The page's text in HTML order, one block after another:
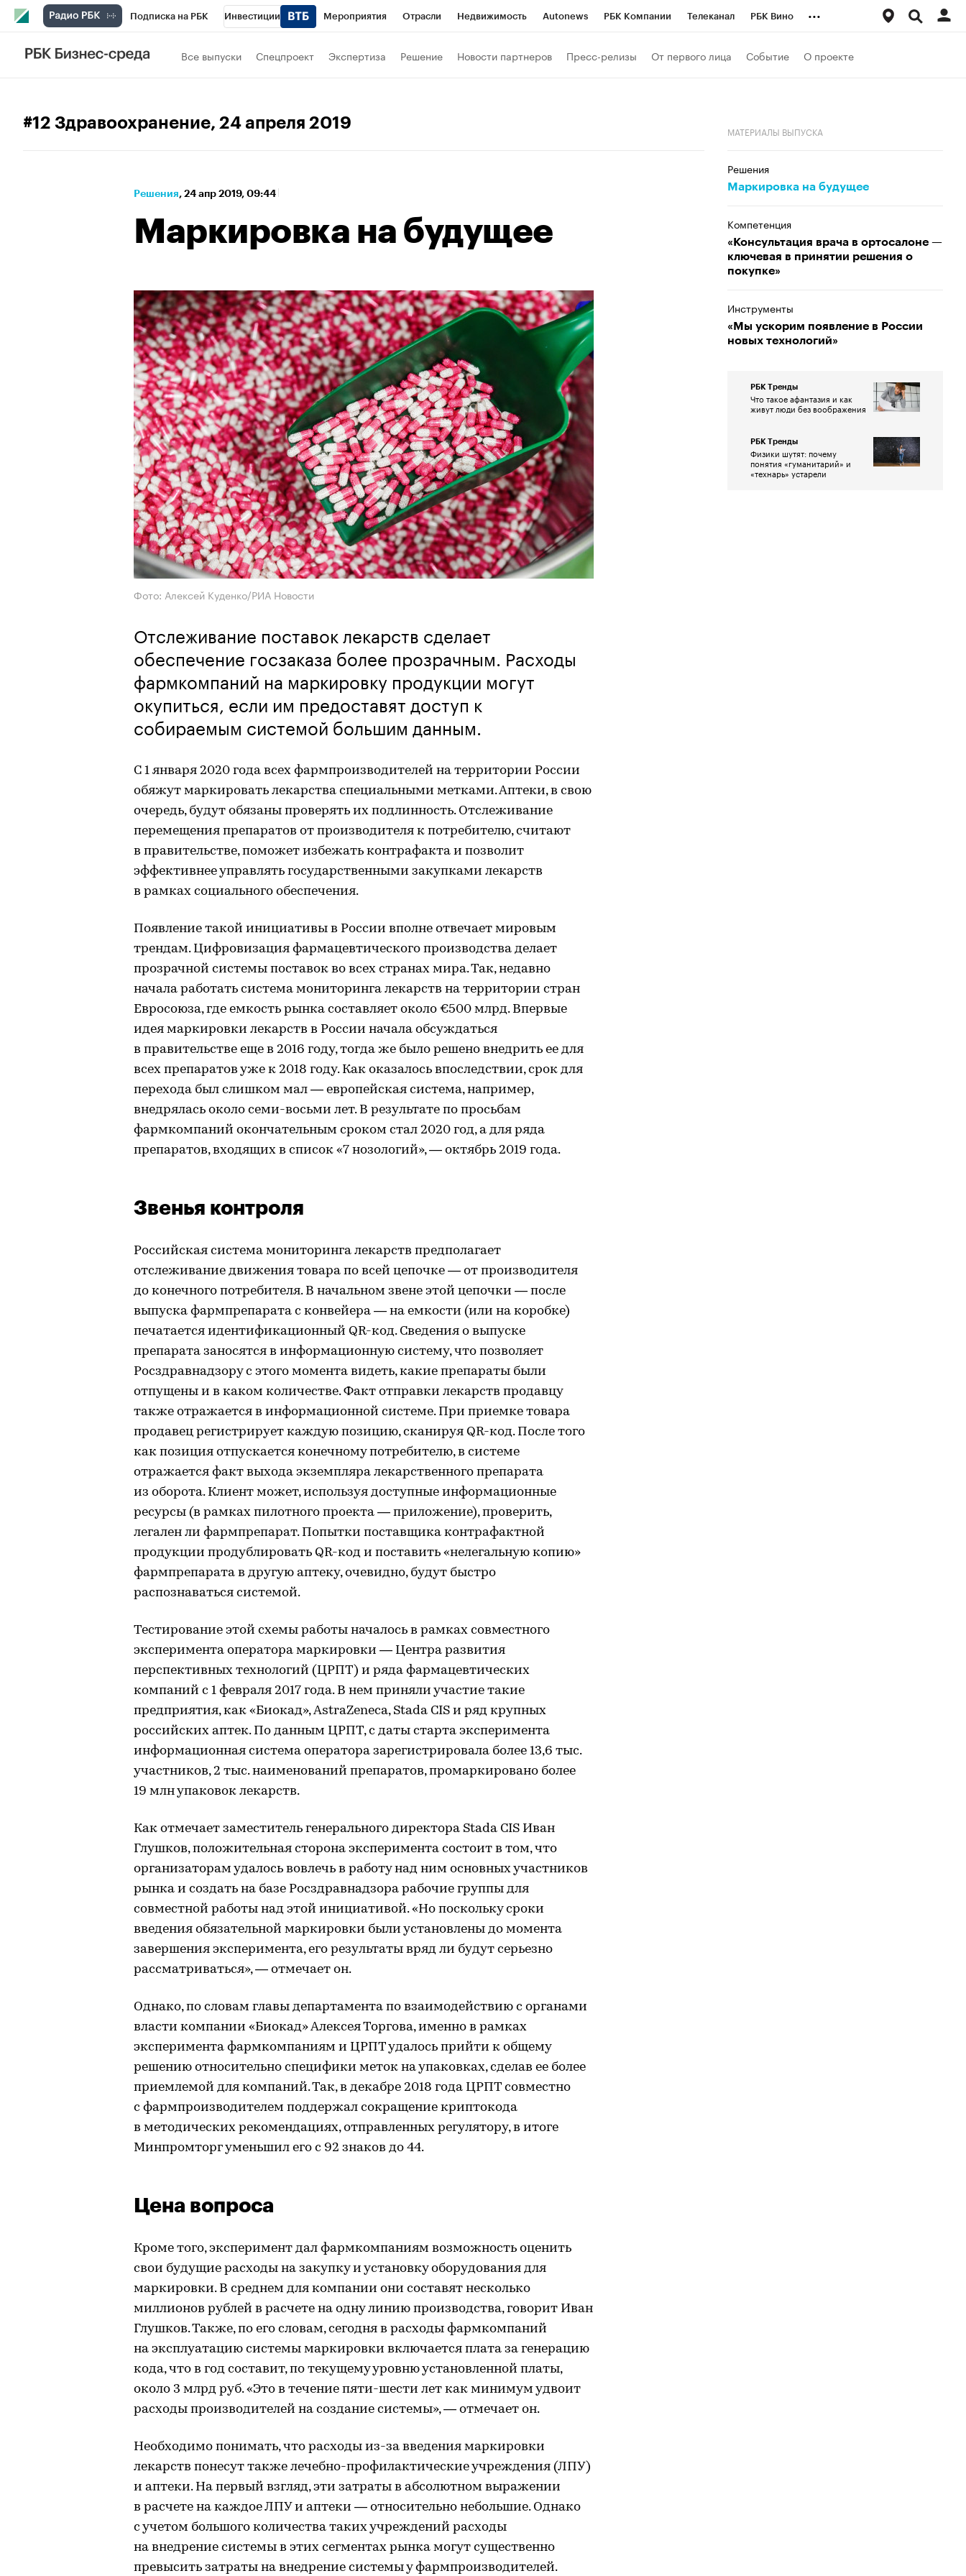
Подписка на РБК Инвестиции Мероприятия Отрасли Недвижимость Autonews РБК Компании Телеканал РБК Вино
Спорт
...
Все выпуски Спецпроект Экспертиза Решение Новости партнеров Пресс-релизы От первого лица Событие О проекте
#12 Здравоохранение, 24 апреля 2019
Решения⁠, 24 апр 2019, 09:44
Маркировка на будущее
Фото: Алексей Куденко/РИА Новости
Отслеживание поставок лекарств сделает
обеспечение госзаказа более прозрачным. Расходы
фармкомпаний на маркировку продукции могут
окупиться, если им предоставят доступ к
собираемым системой большим данным.
С 1 января 2020 года всех фармпроизводителей на территории России
обяжут маркировать лекарства специальными метками. Аптеки, в свою
очередь, будут обязаны проверять их подлинность. Отслеживание
перемещения препаратов от производителя к потребителю, считают
в правительстве, поможет избежать контрафакта и позволит
эффективнее управлять государственными закупками лекарств
в рамках социального обеспечения.
Появление такой инициативы в России вполне отвечает мировым
трендам. Цифровизация фармацевтического производства делает
прозрачной системы поставок во всех странах мира. Так, недавно
начала работать система мониторинга лекарств на территории стран
Евросоюза, где емкость рынка составляет около €500 млрд. Впервые
идея маркировки лекарств в России начала обсуждаться
в правительстве еще в 2016 году, тогда же было решено внедрить ее для
всех препаратов уже к 2018 году. Как оказалось впоследствии, срок для
перехода был слишком мал — европейская система, например,
внедрялась около семи-восьми лет. В результате по просьбам
фармкомпаний окончательным сроком стал 2020 год, а для ряда
препаратов, входящих в список «7 нозологий», — октябрь 2019 года.
Звенья контроля
Российская система мониторинга лекарств предполагает
отслеживание движения товара по всей цепочке — от производителя
до конечного потребителя. В начальном звене этой цепочки — после
выпуска фармпрепарата с конвейера — на емкости (или на коробке)
печатается идентификационный QR-код. Сведения о выпуске
препарата заносятся в информационную систему, что позволяет
Росздравнадзору с этого момента видеть, какие препараты были
отпущены и в каком количестве. Факт отправки лекарств продавцу
также отражается в информационной системе. При приемке товара
продавец регистрирует каждую позицию, сканируя QR-код. После того
как позиция отпускается конечному потребителю, в системе
отражается факт выхода экземпляра лекарственного препарата
из оборота. Клиент может, используя доступные информационные
ресурсы (в рамках пилотного проекта — приложение), проверить,
легален ли фармпрепарат. Попытки поставщика контрафактной
продукции продублировать QR-код и поставить «нелегальную копию»
фармпрепарата в другую аптеку, очевидно, будут быстро
распознаваться системой.
Тестирование этой схемы работы началось в рамках совместного
эксперимента оператора маркировки — Центра развития
перспективных технологий (ЦРПТ) и ряда фармацевтических
компаний с 1 февраля 2017 года. В нем приняли участие такие
предприятия, как «Биокад», AstraZeneca, Stada CIS и ряд крупных
российских аптек. По данным ЦРПТ, с даты старта эксперимента
информационная система оператора зарегистрировала более 13,6 тыс.
участников, 2 тыс. наименований препаратов, промаркировано более
19 млн упаковок лекарств.
Как отмечает заместитель генерального директора Stada CIS Иван
Глушков, положительная сторона эксперимента состоит в том, что
организаторам удалось вовлечь в работу над ним основных участников
рынка и создать на базе Росздравнадзора рабочие группы для
совместной работы над этой инициативой. «Но поскольку сроки
введения обязательной маркировки были установлены до момента
завершения эксперимента, его результаты вряд ли будут серьезно
рассматриваться», — отмечает он.
Однако, по словам главы департамента по взаимодействию с органами
власти компании «Биокад» Алексея Торгова, именно в рамках
эксперимента фармкомпаниям и ЦРПТ удалось прийти к общему
решению относительно специфики меток на упаковках, сделав ее более
приемлемой для компаний. Так, в декабре 2018 года ЦРПТ совместно
с фармпроизводителем поддержал сокращение криптокода
в методических рекомендациях, отправленных регулятору, в итоге
Минпромторг уменьшил его с 92 знаков до 44.
Цена вопроса
Кроме того, эксперимент дал фармкомпаниям возможность оценить
свои будущие расходы на закупку и установку оборудования для
маркировки. В среднем для компании они составят несколько
миллионов рублей в расчете на одну линию производства, говорит Иван
Глушков. Также, по его словам, сегодня в расходы фармкомпаний
на эксплуатацию системы маркировки включается плата за генерацию
кода, что в год составит, по текущему уровню установленной платы,
около 3 млрд руб. «Это в течение пяти-шести лет как минимум удвоит
расходы производителей на создание системы», — отмечает он.
Необходимо понимать, что расходы из-за введения маркировки
лекарств понесут также лечебно-профилактические учреждения (ЛПУ)
и аптеки. На первый взгляд, эти затраты в абсолютном выражении
в расчете на каждое ЛПУ и аптеки — относительно небольшие. Однако
с учетом большого количества таких учреждений расходы
на внедрение системы в этих сегментах рынка могут существенно
превысить затраты на внедрение системы у фармпроизводителей.
МАТЕРИАЛЫ ВЫПУСКА
Решения
Маркировка на будущее
Компетенция
«Консультация врача в ортосалоне —
ключевая в принятии решения о
покупке»
Инструменты
«Мы ускорим появление в России
новых технологий»
РБК Тренды
Что такое афантазия и как
живут люди без воображения
РБК Тренды
Физики шутят: почему
понятия «гуманитарий» и
«технарь» устарели